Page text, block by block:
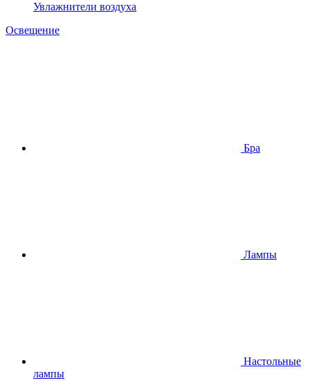
Увлажнители воздуха
Освещение
Бра
Лампы
Настольные
лампы